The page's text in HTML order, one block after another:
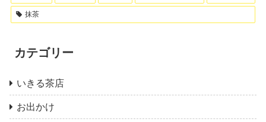
抹茶
カテゴリー
いきる茶店
お出かけ